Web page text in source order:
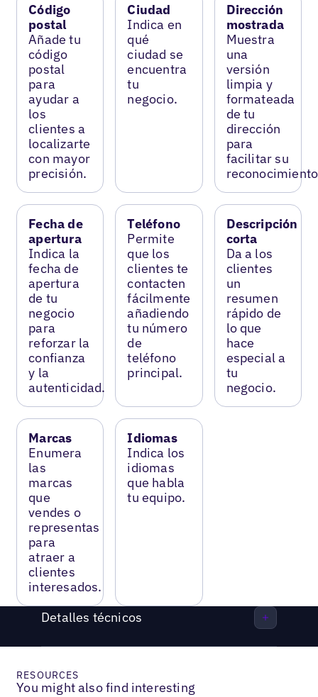
Código
postal
Añade tu
código
postal
para
ayudar a
los
clientes a
localizarte
con mayor
precisión.
Ciudad
Indica en
qué
ciudad se
encuentra
tu
negocio.
Dirección
mostrada
Muestra
una
versión
limpia y
formateada
de tu
dirección
para
facilitar su
Fecha de
apertura
Indica la
fecha de
apertura
de tu
negocio
para
reforzar la
confianza
y la
autenticidad.
Teléfono
Permite
que los
clientes te
contacten
fácilmente
añadiendo
tu número
de
teléfono
principal.
Descripción
corta
Da a los
clientes
un
resumen
rápido de
lo que
hace
especial a
tu
negocio.
Marcas
Enumera
las
marcas
que
vendes o
representas
para
atraer a
clientes
interesados.
Idiomas
Indica los
idiomas
que habla
tu equipo.
Detalles técnicos
RESOURCES
You might also find interesting